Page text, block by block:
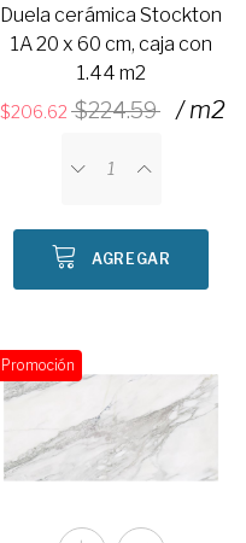
Duela cerámica Stockton
1A 20 x 60 cm, caja con
1.44 m2
206.62 224.59 / m2
AGREGAR
Promoción